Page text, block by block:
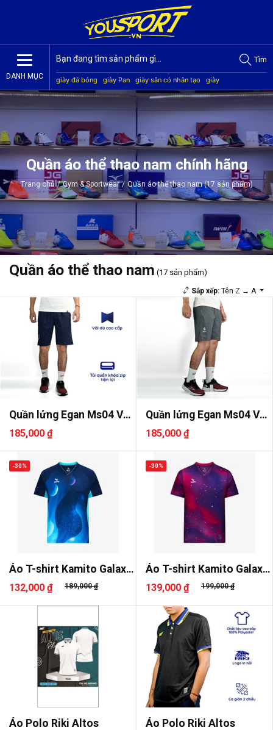
DANH MỤC
Tìm
giày đá bóng giày Pan giày sân cỏ nhân tạo
giày
Jogarbola
giày Mitre giày Akka quần áo bóng đá
giày
Quần áo thể thao nam chính hãng
Trang chủ / Gym & Sportwear / Quần áo thể thao nam (17 sản phẩm)
Quần áo thể thao nam (17 sản phẩm)
Sắp xếp:Tên Z → A
Quần lửng Egan Ms04 Vải
dù
185,000 ₫
Quần lửng Egan Ms04 Vải
dù
185,000 ₫
Áo T-shirt Kamito Galaxy
3
132,000 ₫ 189,000 ₫
-30%
Áo T-shirt Kamito Galaxy
2
139,000 ₫ 199,000 ₫
-30%
Áo Polo Riki Altos Áo Polo Riki Altos